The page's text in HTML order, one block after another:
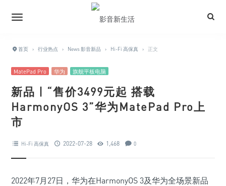
首页 › 行业热点 › News 影音新品 › Hi-Fi 高保真 › 正文
MatePad Pro 华为 旗舰平板电脑
新品 | “售价3499元起 搭载
HarmonyOS 3”华为MatePad Pro上
市
Hi-Fi 高保真 2022-07-28 1,468 0
2022年7月27日，华为在HarmonyOS 3及华为全场景新品